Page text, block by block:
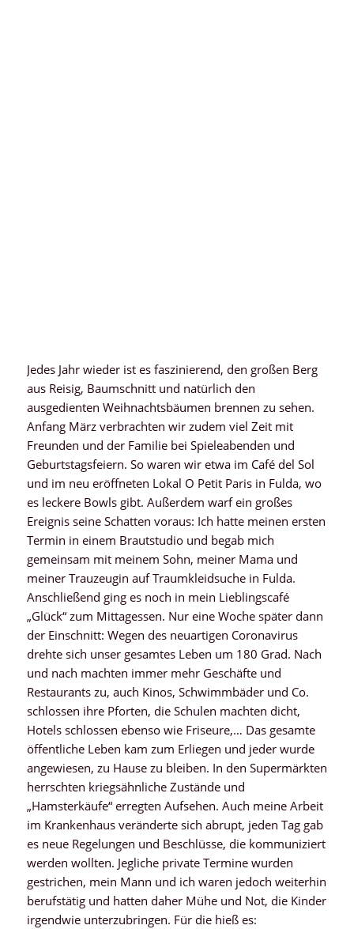
Jedes Jahr wieder ist es faszinierend, den großen Berg
aus Reisig, Baumschnitt und natürlich den
ausgedienten Weihnachtsbäumen brennen zu sehen.
Anfang März verbrachten wir zudem viel Zeit mit
Freunden und der Familie bei Spieleabenden und
Geburtstagsfeiern. So waren wir etwa im Café del Sol
und im neu eröffneten Lokal O Petit Paris in Fulda, wo
es leckere Bowls gibt. Außerdem warf ein großes
Ereignis seine Schatten voraus: Ich hatte meinen ersten
Termin in einem Brautstudio und begab mich
gemeinsam mit meinem Sohn, meiner Mama und
meiner Trauzeugin auf Traumkleidsuche in Fulda.
Anschließend ging es noch in mein Lieblingscafé
„Glück“ zum Mittagessen. Nur eine Woche später dann
der Einschnitt: Wegen des neuartigen Coronavirus
drehte sich unser gesamtes Leben um 180 Grad. Nach
und nach machten immer mehr Geschäfte und
Restaurants zu, auch Kinos, Schwimmbäder und Co.
schlossen ihre Pforten, die Schulen machten dicht,
Hotels schlossen ebenso wie Friseure,… Das gesamte
öffentliche Leben kam zum Erliegen und jeder wurde
angewiesen, zu Hause zu bleiben. In den Supermärkten
herrschten kriegsähnliche Zustände und
„Hamsterkäufe“ erregten Aufsehen. Auch meine Arbeit
im Krankenhaus veränderte sich abrupt, jeden Tag gab
es neue Regelungen und Beschlüsse, die kommuniziert
werden wollten. Jegliche private Termine wurden
gestrichen, mein Mann und ich waren jedoch weiterhin
berufstätig und hatten daher Mühe und Not, die Kinder
irgendwie unterzubringen. Für die hieß es: